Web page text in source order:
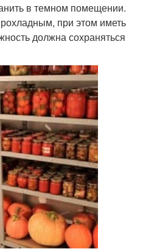
в темном помещении.
при этом иметь
должна сохраняться